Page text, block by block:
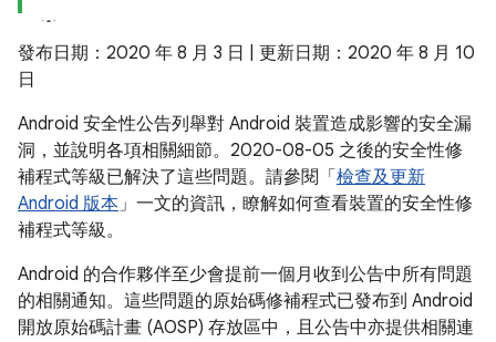
發布日期：2020 年 8 月 3 日 | 更新日期：2020 年 8 月 10
日
Android 安全性公告列舉對 Android 裝置造成影響的安全漏
洞，並說明各項相關細節。2020-08-05 之後的安全性修
補程式等級已解決了這些問題。請參閱「 檢查及更新
Android 版本」一文的資訊，瞭解如何查看裝置的安全性修
補程式等級。
Android 的合作夥伴至少會提前一個月收到公告中所有問題
的相關通知。這些問題的原始碼修補程式已發布到 Android
開放原始碼計畫 (AOSP) 存放區中，且公告中亦提供相關連